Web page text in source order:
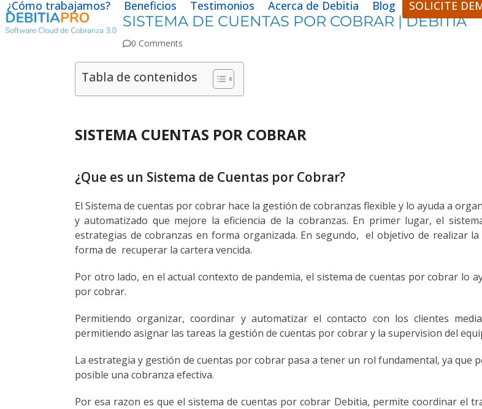
Skip
to
content
¿Cómo trabajamos? Beneficios Testimonios Acerca de Debitia Blog SOLICITE
SISTEMA DE CUENTAS POR COBRAR | DEBITIA
0 Comments
Tabla de contenidos
SISTEMA CUENTAS POR COBRAR
¿Que es un Sistema de Cuentas por Cobrar?
El Sistema de cuentas por cobrar hace la gestión de cobranzas flexible y lo ayuda a
y automatizado que mejore la eficiencia de la cobranzas. En primer lugar, el
estrategias de cobranzas en forma organizada. En segundo, el objetivo de realizar
forma de recuperar la cartera vencida.
Por otro lado, en el actual contexto de pandemia, el sistema de cuentas por cobrar lo
por cobrar.
Permitiendo organizar, coordinar y automatizar el contacto con los clientes
permitiendo asignar las tareas la gestión de cuentas por cobrar y la supervision del
La estrategia y gestión de cuentas por cobrar pasa a tener un rol fundamental, ya que
posible una cobranza efectiva.
Por esa razon es que el sistema de cuentas por cobrar Debitia, permite coordinar el